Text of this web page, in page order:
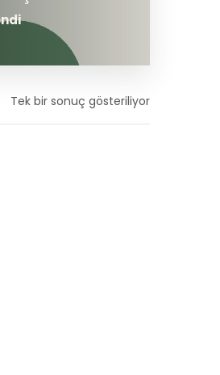
Tek bir sonuç gösteriliyor